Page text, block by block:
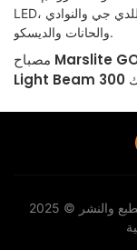
مصباح Marslite GOBO
Light Beam 300 المتحرك